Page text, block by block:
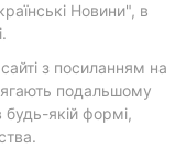
Новини", в
з посиланням на
подальшому
якій формі,